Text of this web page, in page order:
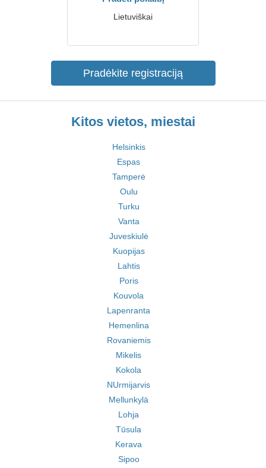
Lietuviškai
Pradėkite registraciją
Kitos vietos, miestai
Helsinkis
Espas
Tamperė
Oulu
Turku
Vanta
Juveskiulė
Kuopijas
Lahtis
Poris
Kouvola
Lapenranta
Hemenlina
Rovaniemis
Mikelis
Kokola
NUrmijarvis
Mellunkylä
Lohja
Tūsula
Kerava
Sipoo